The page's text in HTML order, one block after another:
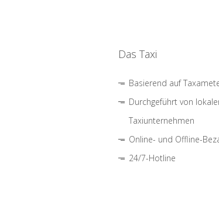
Das Taxi
Basierend auf
Durchgeführt von
Taxiunternehmen
Online- und Offline-
24/7-Hotline